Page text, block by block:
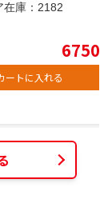
庫： 2182
6750
ートに入れる